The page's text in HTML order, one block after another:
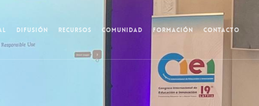
DIFUSIÓN RECURSOS COMUNIDAD FORMACIÓN CONTACTO